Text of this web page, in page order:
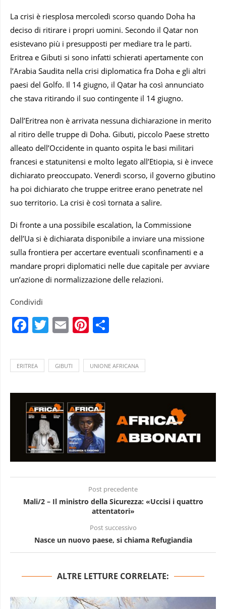
La crisi è riesplosa mercoledì scorso quando Doha ha
deciso di ritirare i propri uomini. Secondo il Qatar non
esistevano più i presupposti per mediare tra le parti.
Eritrea e Gibuti si sono infatti schierati apertamente con
l’Arabia Saudita nella crisi diplomatica fra Doha e gli altri
paesi del Golfo. Il 14 giugno, il Qatar ha così annunciato
che stava ritirando il suo contingente il 14 giugno.
Dall’Eritrea non è arrivata nessuna dichiarazione in merito
al ritiro delle truppe di Doha. Gibuti, piccolo Paese stretto
alleato dell’Occidente in quanto ospita le basi militari
francesi e statunitensi e molto legato all’Etiopia, si è invece
dichiarato preoccupato. Venerdì scorso, il governo gibutino
ha poi dichiarato che truppe eritree erano penetrate nel
suo territorio. La crisi è così tornata a salire.
Di fronte a una possibile escalation, la Commissione
dell’Ua si è dichiarata disponibile a inviare una missione
sulla frontiera per accertare eventuali sconfinamenti e a
mandare propri diplomatici nelle due capitale per avviare
un’azione di normalizzazione delle relazioni.
Condividi
Facebook
Twitter
EmailPinterest
ERITREA GIBUTI UNIONE AFRICANA
Post precedente
Mali/2 – Il ministro della Sicurezza: «Uccisi i quattro
attentatori»
Post successivo
Nasce un nuovo paese, si chiama Refugiandia
ALTRE LETTURE CORRELATE: